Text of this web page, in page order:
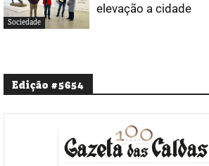
Sociedade
elevação a cidade
Edição #5654